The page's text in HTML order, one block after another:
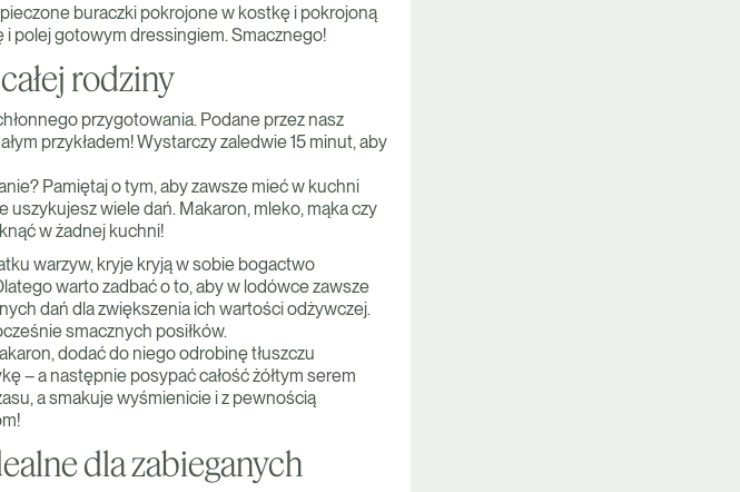
pieczone buraczki pokrojone w kostkę i pokrojoną
i polej gotowym dressingiem. Smacznego!
rodziny
przygotowania. Podane przez nasz
przykładem! Wystarczy zaledwie 15 minut, aby
Pamiętaj o tym, aby zawsze mieć w kuchni
wiele dań. Makaron, mleko, mąka czy
w żadnej kuchni!
warzyw, kryje kryją w sobie bogactwo
warto zadbać o to, aby w lodówce zawsze
dań dla zwiększenia ich wartości odżywczej.
smacznych posiłków.
dodać do niego odrobinę tłuszczu
– a następnie posypać całość żółtym serem
a smakuje wyśmienicie i z pewnością
dla zabieganych